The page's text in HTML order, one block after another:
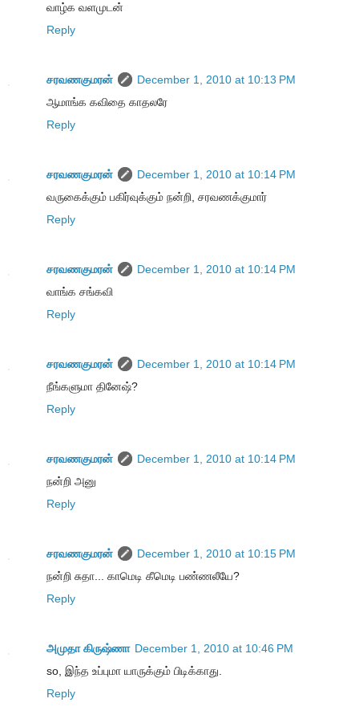
வாழ்க வளமுடன்
Reply
சரவணகுமரன்
December 1, 2010 at 10:13 PM
ஆமாங்க கவிதை காதலரே
Reply
சரவணகுமரன்
December 1, 2010 at 10:14 PM
வருகைக்கும் பகிர்வுக்கும் நன்றி, சரவணக்குமார்
Reply
சரவணகுமரன்
December 1, 2010 at 10:14 PM
வாங்க சங்கவி
Reply
சரவணகுமரன்
December 1, 2010 at 10:14 PM
நீங்களுமா தினேஷ்?
Reply
சரவணகுமரன்
December 1, 2010 at 10:14 PM
நன்றி அனு
Reply
சரவணகுமரன்
December 1, 2010 at 10:15 PM
நன்றி சுதா... காமெடி கீமெடி பண்ணலீயே?
Reply
அமுதா கிருஷ்ணா December 1, 2010 at 10:46 PM
so, இந்த உப்புமா யாருக்கும் பிடிக்காது.
Reply